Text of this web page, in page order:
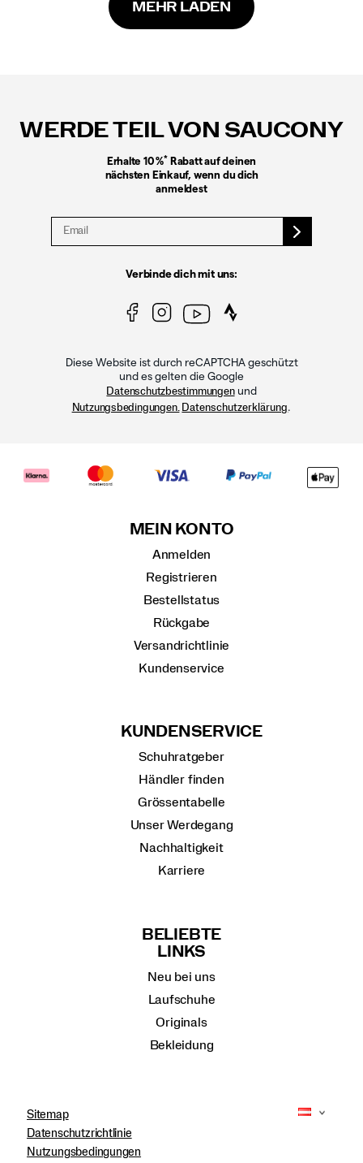
MEHR LADEN
WERDE TEIL VON SAUCONY
Erhalte 10 %* Rabatt auf deinen
nächsten Einkauf, wenn du dich
anmeldest
Verbinde dich mit uns:
Diese Website ist durch reCAPTCHA geschützt
und es gelten die Google
Datenschutzbestimmungenund
Nutzungsbedingungen. Datenschutzerklärung.
MEIN KONTO
Anmelden
Registrieren
Bestellstatus
Rückgabe
Versandrichtlinie
Kundenservice
KUNDENSERVICE
Schuhratgeber
Händler finden
Grössentabelle
Unser Werdegang
Nachhaltigkeit
Karriere
BELIEBTE
LINKS
Neu bei uns
Laufschuhe
Originals
Bekleidung
Sitemap
Datenschutzrichtlinie
Nutzungsbedingungen